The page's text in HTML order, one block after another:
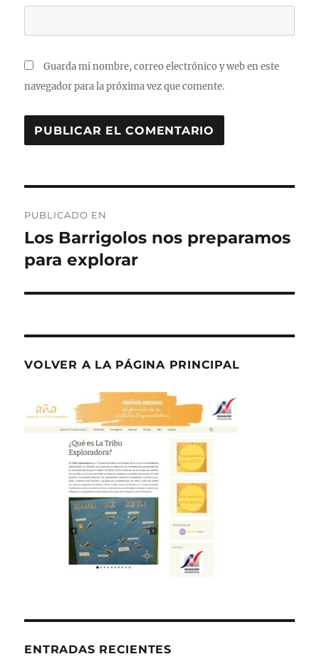
Guarda mi nombre, correo electrónico y web en este
navegador para la próxima vez que comente.
de
entradas
PUBLICADO EN
Los Barrigolos nos preparamos
para explorar
VOLVER A LA PÁGINA PRINCIPAL
ENTRADAS RECIENTES